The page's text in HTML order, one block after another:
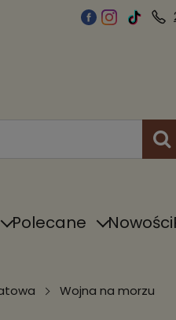
Polecane Nowości
Wojna na morzu